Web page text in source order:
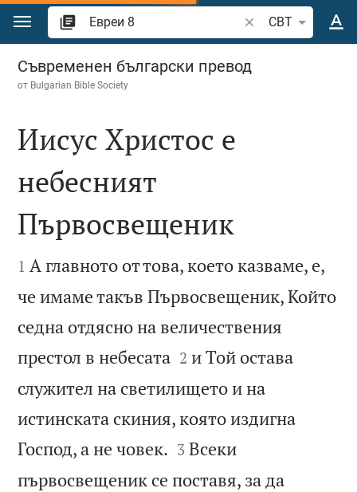
Преминете към съдържанието
Търсете стих или
CBT
Евреи 8
Съвременен български превод
от Bulgarian Bible Society

Иисус Христос е
небесният
Първосвещеник

1 А главното от това, което казваме, е,
че имаме такъв Първосвещеник, Който
седна отдясно на величествения
престол в небесата 

2 и Той остава
служител на светилището и на
истинската скиния, която издигна
Господ, а не човек. 

3 Всеки
първосвещеник се поставя, за да